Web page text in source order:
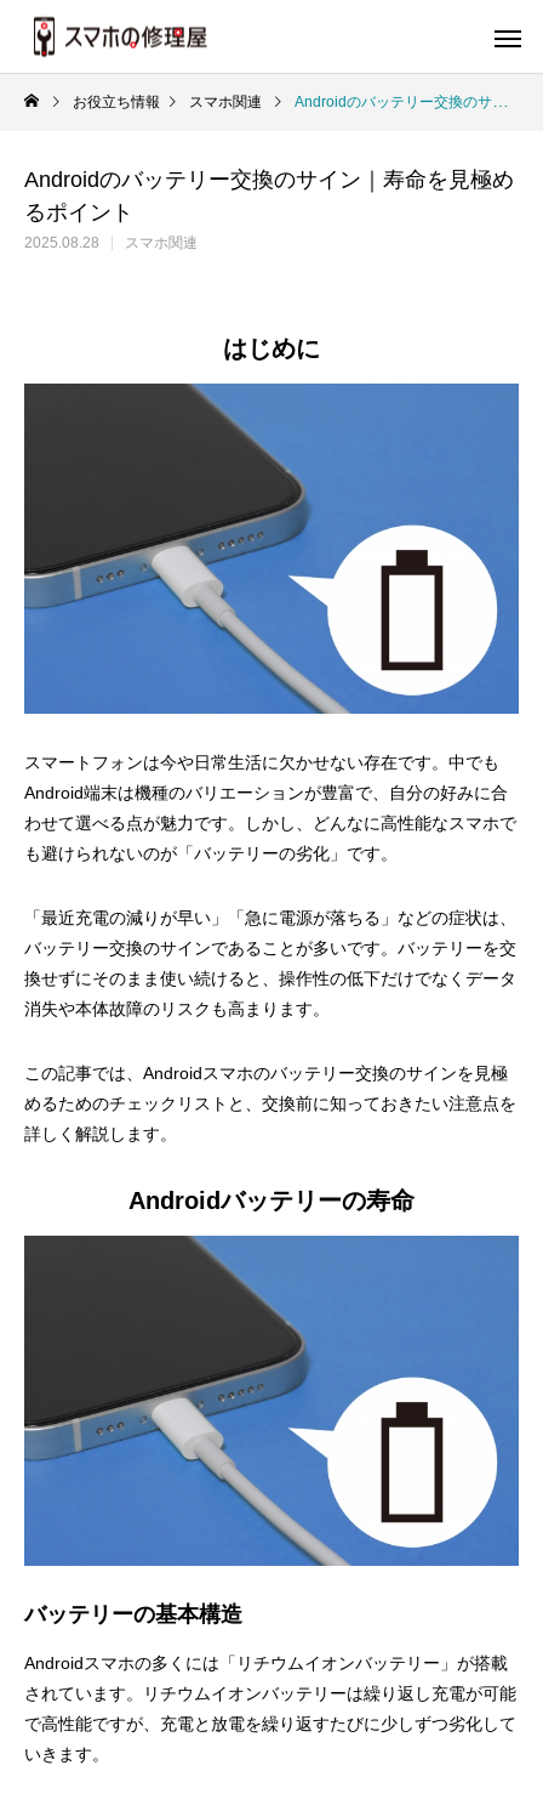
iPhone
お役立ち情報 スマホ関連 Androidのバッテリー交換のサイン｜寿命を見極めるポイント
Androidのバッテリー交換のサイン｜寿命を見極め
るポイント
2025.08.28 スマホ関連
はじめに
スマートフォンは今や日常生活に欠かせない存在です。中でも
Android端末は機種のバリエーションが豊富で、自分の好みに合
わせて選べる点が魅力です。しかし、どんなに高性能なスマホで
も避けられないのが「バッテリーの劣化」です。
「最近充電の減りが早い」「急に電源が落ちる」などの症状は、
バッテリー交換のサインであることが多いです。バッテリーを交
換せずにそのまま使い続けると、操作性の低下だけでなくデータ
消失や本体故障のリスクも高まります。
この記事では、Androidスマホのバッテリー交換のサインを見極
めるためのチェックリストと、交換前に知っておきたい注意点を
詳しく解説します。
Androidバッテリーの寿命
バッテリーの基本構造
Androidスマホの多くには「リチウムイオンバッテリー」が搭載
されています。リチウムイオンバッテリーは繰り返し充電が可能
で高性能ですが、充電と放電を繰り返すたびに少しずつ劣化して
いきます。